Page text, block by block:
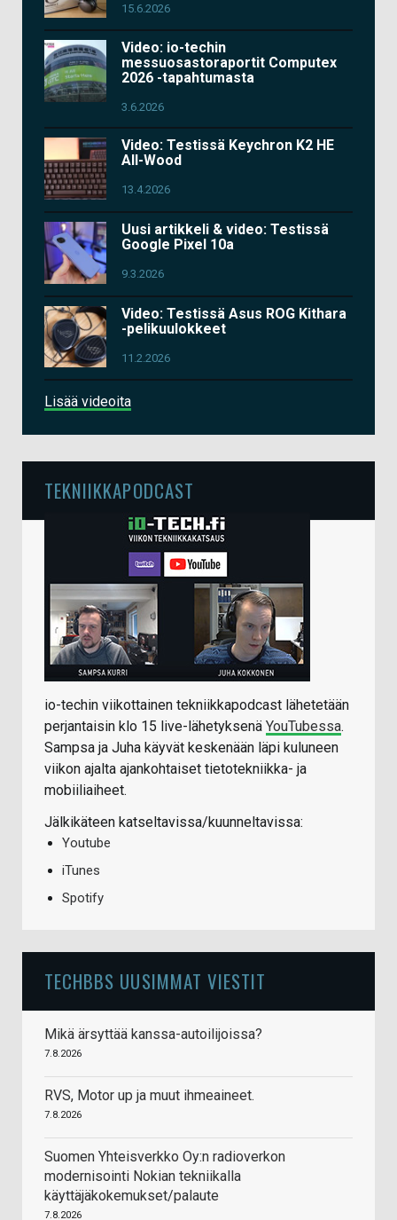
15.6.2026
Video: io-techin
messuosastoraportit Computex
2026 -tapahtumasta
3.6.2026
Video: Testissä Keychron K2 HE
All-Wood
13.4.2026
Uusi artikkeli & video: Testissä
Google Pixel 10a
9.3.2026
Video: Testissä Asus ROG Kithara
-pelikuulokkeet
11.2.2026
Lisää videoita
TEKNIIKKAPODCAST
io-techin viikottainen tekniikkapodcast lähetetään
perjantaisin klo 15 live-lähetyksenä YouTubessa.
Sampsa ja Juha käyvät keskenään läpi kuluneen
viikon ajalta ajankohtaiset tietotekniikka- ja
mobiiliaiheet.
Jälkikäteen katseltavissa/kuunneltavissa:
Youtube
iTunes
Spotify
TECHBBS UUSIMMAT VIESTIT
Mikä ärsyttää kanssa-autoilijoissa?
7.8.2026
RVS, Motor up ja muut ihmeaineet.
7.8.2026
Suomen Yhteisverkko Oy:n radioverkon
modernisointi Nokian tekniikalla
käyttäjäkokemukset/palaute
7.8.2026